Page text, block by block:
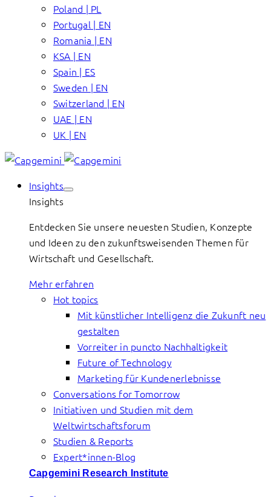
Poland | PL
Portugal | EN
Romania | EN
KSA | EN
Spain | ES
Sweden | EN
Switzerland | EN
UAE | EN
UK | EN
Insights
Insights
Entdecken Sie unsere neuesten Studien, Konzepte
und Ideen zu den zukunftsweisenden Themen für
Wirtschaft und Gesellschaft.
Mehr erfahren
Hot topics
Mit künstlicher Intelligenz die Zukunft neu
gestalten
Vorreiter in puncto Nachhaltigkeit
Future of Technology
Marketing für Kundenerlebnisse
Conversations for Tomorrow
Initiativen und Studien mit dem
Weltwirtschaftsforum
Studien & Reports
Expert*innen-Blog
Capgemini Research Institute